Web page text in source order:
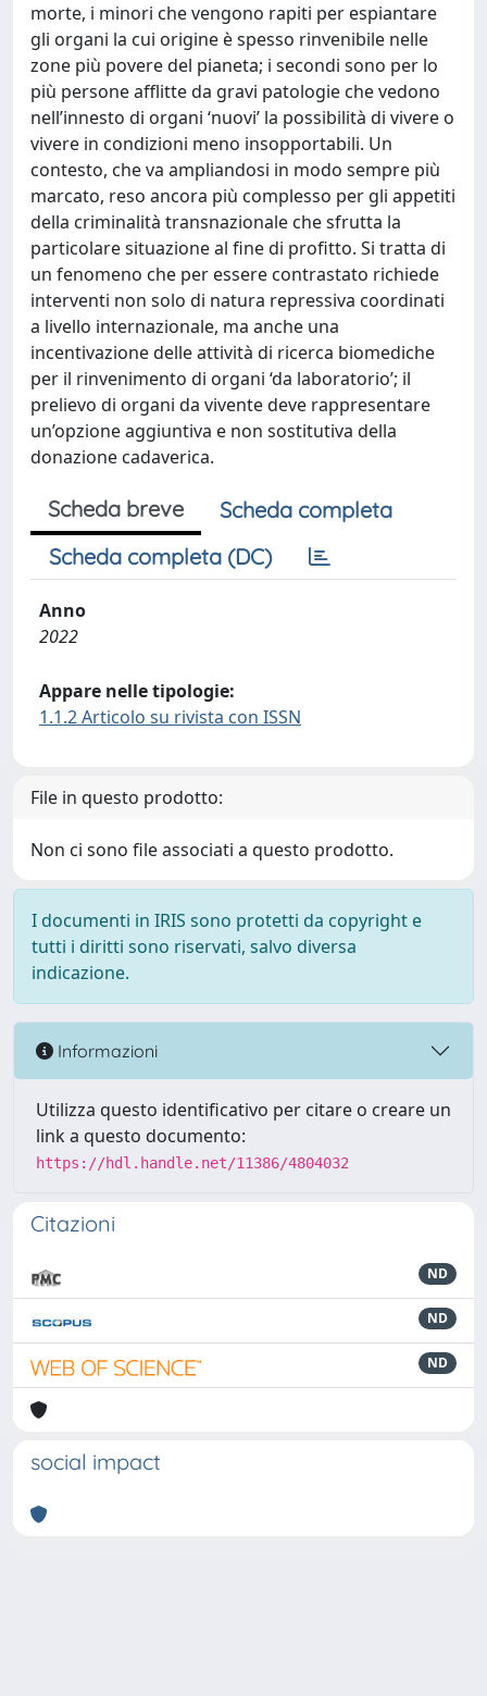
morte, i minori che vengono rapiti per espiantare
gli organi la cui origine è spesso rinvenibile nelle
zone più povere del pianeta; i secondi sono per lo
più persone afflitte da gravi patologie che vedono
nell’innesto di organi ‘nuovi’ la possibilità di vivere o
vivere in condizioni meno insopportabili. Un
contesto, che va ampliandosi in modo sempre più
marcato, reso ancora più complesso per gli appetiti
della criminalità transnazionale che sfrutta la
particolare situazione al fine di profitto. Si tratta di
un fenomeno che per essere contrastato richiede
interventi non solo di natura repressiva coordinati
a livello internazionale, ma anche una
incentivazione delle attività di ricerca biomediche
per il rinvenimento di organi ‘da laboratorio’; il
prelievo di organi da vivente deve rappresentare
un’opzione aggiuntiva e non sostitutiva della
donazione cadaverica.
Scheda breve
Scheda completa
Scheda completa (DC)
Anno
2022
Appare nelle tipologie:
1.1.2 Articolo su rivista con ISSN
File in questo prodotto:
Non ci sono file associati a questo prodotto.
I documenti in IRIS sono protetti da copyright e
tutti i diritti sono riservati, salvo diversa
indicazione.
Informazioni
Utilizza questo identificativo per citare o creare un
link a questo documento:
https://hdl.handle.net/11386/4804032
Citazioni
ND
ND
ND
social impact